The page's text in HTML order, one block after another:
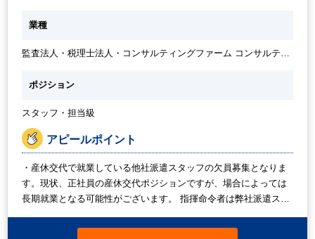
らのデータ確認（給与・社会保険料の最終確認） ・給与支払いの
確定 ・各種労働条件通知書、給与明細の発行 ・社会保険等の請求
ート業務（郵便対応、社員からの問い合わせ対応、ファイリン
業種
監査法人・税理士法人・コンサルティングファーム コンサルティ
ポジション
スタッフ・担当級
アピールポイント
・産休交代で就業している他社派遣スタッフの欠員募集となりま
す。現状、正社員の産休交代ポジションですが、場合によっては
長期就業となる可能性がございます。 指揮命令者は弊社派遣スタ
与計算は外部アウトソーシング会社へ委託しているため、アウト